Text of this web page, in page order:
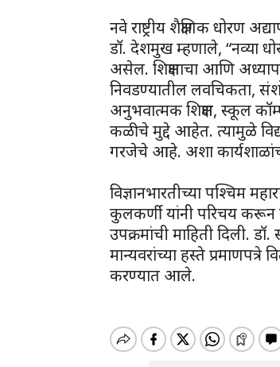
नवे राष्ट्रीय शैक्षणिक धोरण
डॉ. देशमुख म्हणाले, “नव्या
असेल. शिक्षणाचा आणि
निवडण्यातील लवचिकता,
अनुभवात्मक शिक्षण, स्कूल
कळीचे मुद्दे आहेत. त्यामुळे
गरजेचे आहे. अशा
विज्ञानभारतीच्या पश्चिम
कुलकर्णी यांनी परिचय करून
उपक्रमांची माहिती दिली.
मान्यवरांच्या हस्ते प्रमाणपत्रे
करण्यात आले.